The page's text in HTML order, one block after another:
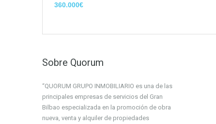
360.000€
Sobre Quorum
“QUORUM GRUPO INMOBILIARIO es una de las
principales empresas de servicios del Gran
Bilbao especializada en la promoción de obra
nueva, venta y alquiler de propiedades